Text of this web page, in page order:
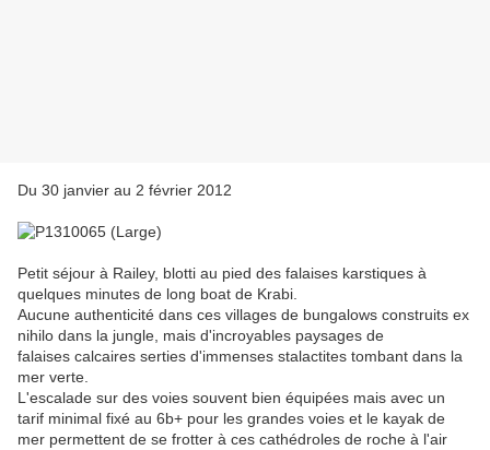
Du 30 janvier au 2 février 2012
Petit séjour à Railey, blotti au pied des falaises karstiques à
quelques minutes de long boat de Krabi.
Aucune authenticité dans ces villages de bungalows construits ex
nihilo dans la jungle, mais d'incroyables paysages de
falaises calcaires serties d'immenses stalactites tombant dans la
mer verte.
L'escalade sur des voies souvent bien équipées mais avec un
tarif minimal fixé au 6b+ pour les grandes voies et le kayak de
mer permettent de se frotter à ces cathédroles de roche à l'air